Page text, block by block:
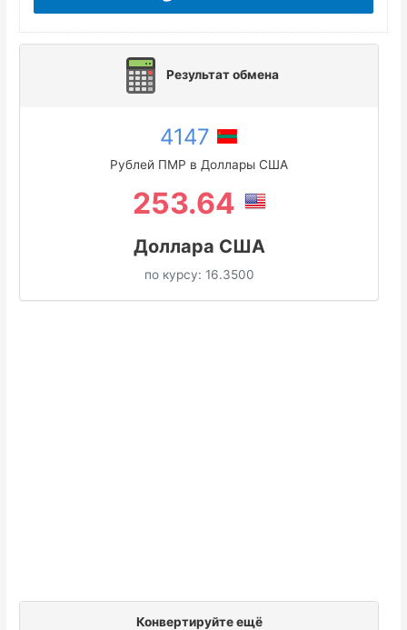
Результат обмена
4147
Рублей ПМР в Доллары США
253.64
Доллара США
по курсу: 16.3500
Конвертируйте ещё